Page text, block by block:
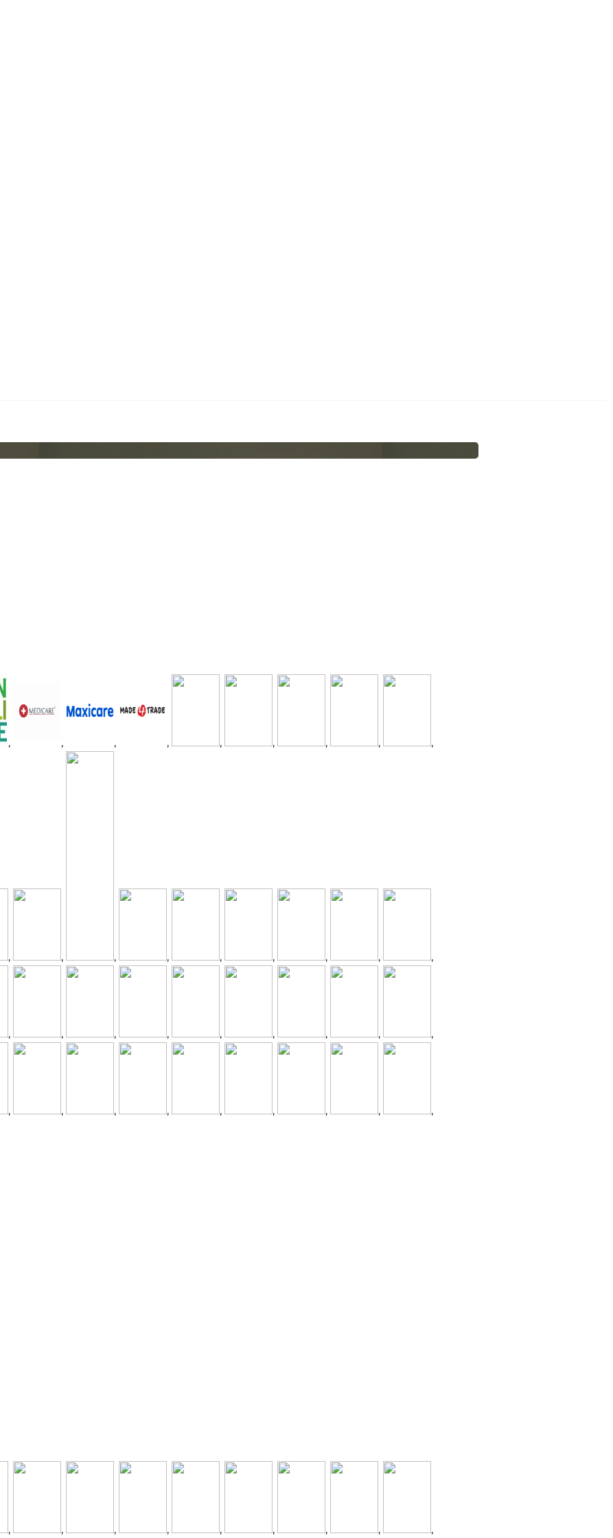
, , , , , , , , ,
, , , , , , , , ,
, , , , , , , , ,
, , , , , , , , ,
, , , , , , , , ,